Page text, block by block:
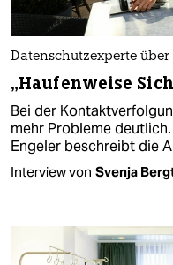
Datenschutzexperte
„Haufenweise
Bei der
mehr Probleme
Engeler beschreibt die
Interview von Svenja